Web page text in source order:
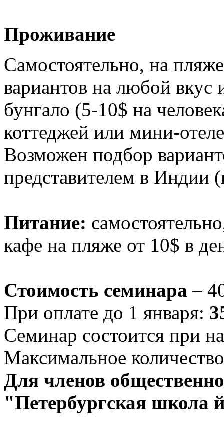
Проживание
Самостоятельно, на
вариантов на любой вкус
бунгало (5-10$ на
коттеджей или мини-
Возможен подбор
представителем в Индии
Питание:
кафе на пляже от 10$ в
Стоимость семинара –
При оплате до 1 января:
Семинар состоится при
Максимальное
Для членов
"Петербургская школа